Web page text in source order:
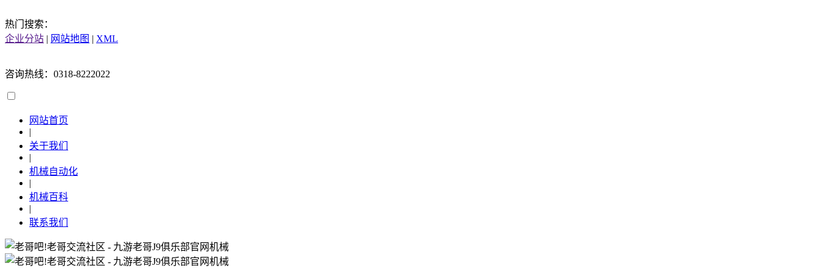
热门搜索：
企业分站 | 网站地图 | XML
咨询热线：0318-8222022
网站首页
|
关于我们
|
机械自动化
|
机械百科
|
联系我们